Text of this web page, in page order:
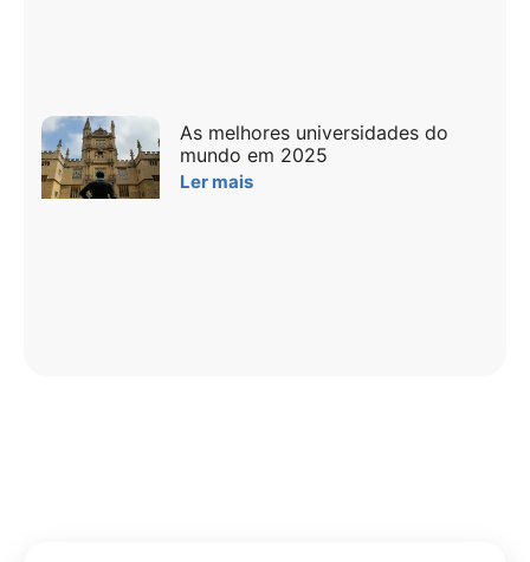
As melhores universidades do
mundo em 2025
Ler mais